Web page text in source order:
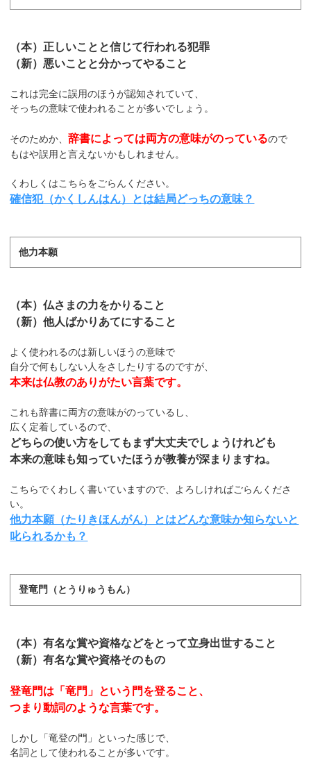
（本）正しいことと信じて行われる犯罪
（新）悪いことと分かってやること
これは完全に誤用のほうが認知されていて、
そっちの意味で使われることが多いでしょう。
そのためか、辞書によっては両方の意味がのっているので
もはや誤用と言えないかもしれません。
くわしくはこちらをごらんください。
確信犯（かくしんはん）とは結局どっちの意味？
他力本願
（本）仏さまの力をかりること
（新）他人ばかりあてにすること
よく使われるのは新しいほうの意味で
自分で何もしない人をさしたりするのですが、
本来は仏教のありがたい言葉です。
これも辞書に両方の意味がのっているし、
広く定着しているので、
どちらの使い方をしてもまず大丈夫でしょうけれども
本来の意味も知っていたほうが教養が深まりますね。
こちらでくわしく書いていますので、よろしければごらんくださ
い。
他力本願（たりきほんがん）とはどんな意味か知らないと
叱られるかも？
登竜門（とうりゅうもん）
（本）有名な賞や資格などをとって立身出世すること
（新）有名な賞や資格そのもの
登竜門は「竜門」という門を登ること、
つまり動詞のような言葉です。
しかし「竜登の門」といった感じで、
名詞として使われることが多いです。